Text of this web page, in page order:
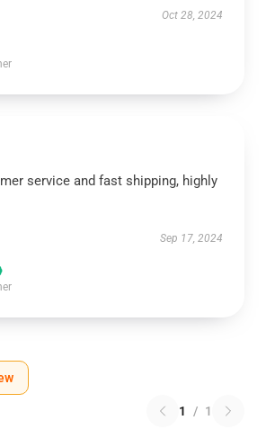
Oct 28, 2024
service and fast shipping, highly
Sep 17, 2024
1 / 1